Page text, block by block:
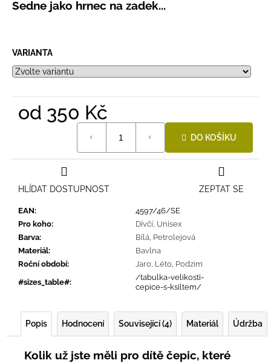
Sedne jako hrnec na zadek...
VARIANTA
od 350 Kč
DO KOŠÍKU
EAN:
4597/46/SE
Pro koho: Dívčí, Unisex
Barva: Bílá, Petrolejová
Materiál:
Bavlna
Roční období: Jaro, Léto, Podzim
#sizes_table#:
/tabulka-velikosti-
cepice-s-ksiltem/
ZEPTAT SE
HLÍDAT DOSTUPNOST
Popis Hodnocení Související (4) Materiál Údržba
Kolik už jste měli pro dítě čepic, které